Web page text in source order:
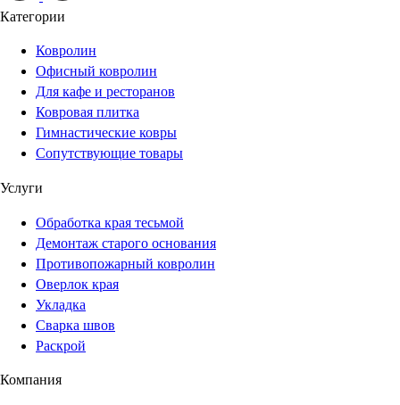
Категории
Ковролин
Офисный ковролин
Для кафе и ресторанов
Ковровая плитка
Гимнастические ковры
Сопутствующие товары
Услуги
Обработка края тесьмой
Демонтаж старого основания
Противопожарный ковролин
Оверлок края
Укладка
Сварка швов
Раскрой
Компания